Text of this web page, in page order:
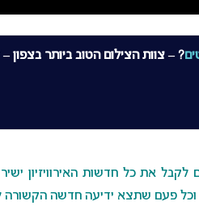
לקבל את כל חדשות האירוויזיון
פעם שתצא ידיעה חדשה הקשורה